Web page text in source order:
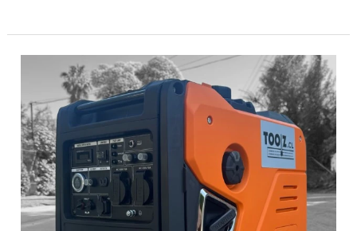
Generador
Inverter
vs
Generador
Tradicional:
¿Cuál
Conviene
y